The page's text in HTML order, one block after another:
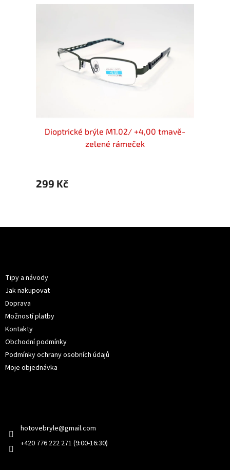
Dioptrické brýle M1.02/ +4,00 tmavě-
zelené rámeček
299 Kč
Tipy a návody
Jak nakupovat
Doprava
Možností platby
Kontakty
Obchodní podmínky
Podmínky ochrany osobních údajů
Moje objednávka
hotovebryle@gmail.com
+420 776 222 271 (9:00-16:30)